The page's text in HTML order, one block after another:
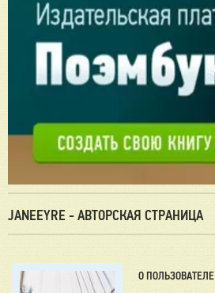
JANEEYRE - АВТОРСКАЯ СТРАНИЦА
О ПОЛЬЗОВАТЕЛЕ